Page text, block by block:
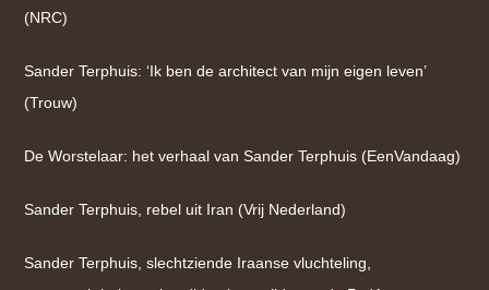
(NRC)
Sander Terphuis: ‘Ik ben de architect van mijn eigen leven’
(Trouw)
De Worstelaar: het verhaal van Sander Terphuis (EenVandaag)
Sander Terphuis, rebel uit Iran (Vrij Nederland)
Sander Terphuis, slechtziende Iraanse vluchteling,